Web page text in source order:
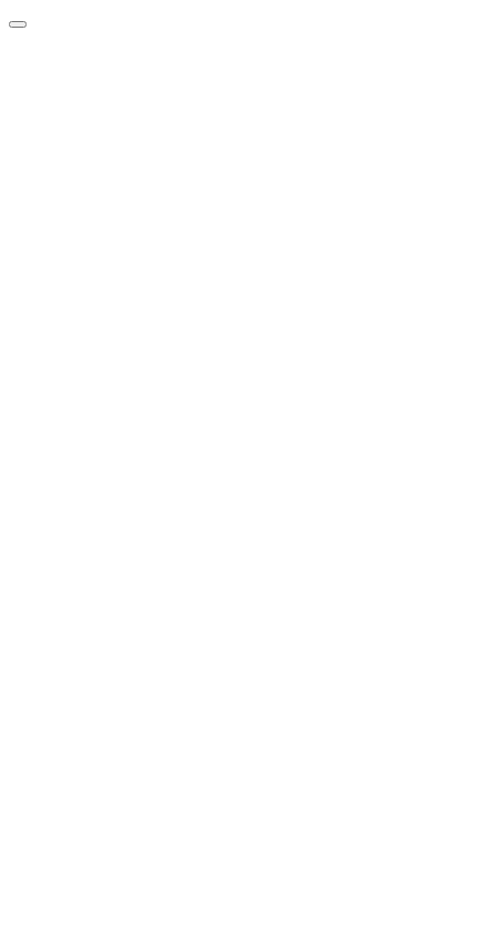
Skip